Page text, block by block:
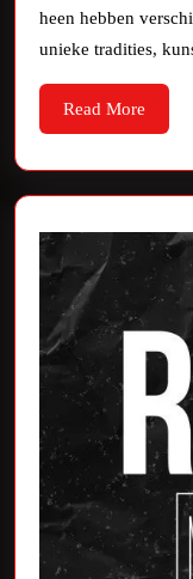
heen hebben
unieke tradities,
Read More
More